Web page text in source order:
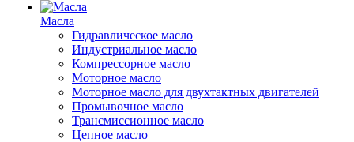
Масла
Гидравлическое масло
Индустриальное масло
Компрессорное масло
Моторное масло
Моторное масло для двухтактных двигателей
Промывочное масло
Трансмиссионное масло
Цепное масло